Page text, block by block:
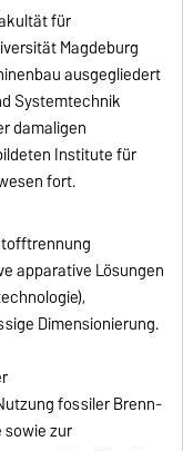
für
Magdeburg
ausgegliedert
Systemtechnik
damaligen
Institute für
fort.
apparative Lösungen
Dimensionierung.
fossiler Brenn-
zur